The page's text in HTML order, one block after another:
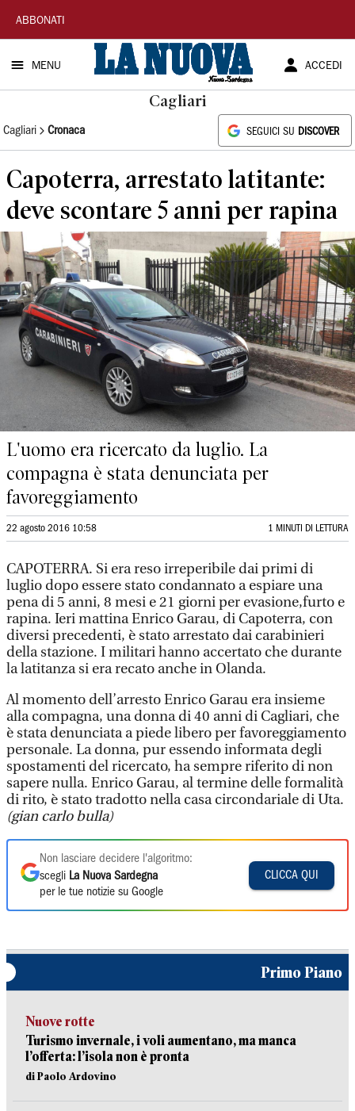
La
Nuova
Sardegna
ABBONATI
MENU ACCEDI
Cagliari
Cagliari Cronaca SEGUICI SU DISCOVER
Capoterra, arrestato latitante:
deve scontare 5 anni per rapina
L'uomo era ricercato da luglio. La
compagna è stata denunciata per
favoreggiamento
22 agosto 2016 10:58 1 MINUTI DI LETTURA
CAPOTERRA. Si era reso irreperibile dai primi di
luglio dopo essere stato condannato a espiare una
pena di 5 anni, 8 mesi e 21 giorni per evasione,furto e
rapina. Ieri mattina Enrico Garau, di Capoterra, con
diversi precedenti, è stato arrestato dai carabinieri
della stazione. I militari hanno accertato che durante
la latitanza si era recato anche in Olanda.
Al momento dell’arresto Enrico Garau era insieme
alla compagna, una donna di 40 anni di Cagliari, che
è stata denunciata a piede libero per favoreggiamento
personale. La donna, pur essendo informata degli
spostamenti del ricercato, ha sempre riferito di non
sapere nulla. Enrico Garau, al termine delle formalità
di rito, è stato tradotto nella casa circondariale di Uta.
(gian carlo bulla)
Non lasciare decidere l'algoritmo:
scegli La Nuova Sardegna
per le tue notizie su Google
CLICCA QUI
Primo Piano
Nuove rotte
Turismo invernale, i voli aumentano, ma manca
l’offerta: l’isola non è pronta
di Paolo Ardovino